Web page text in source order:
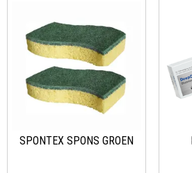
SPONTEX SPONS GROEN